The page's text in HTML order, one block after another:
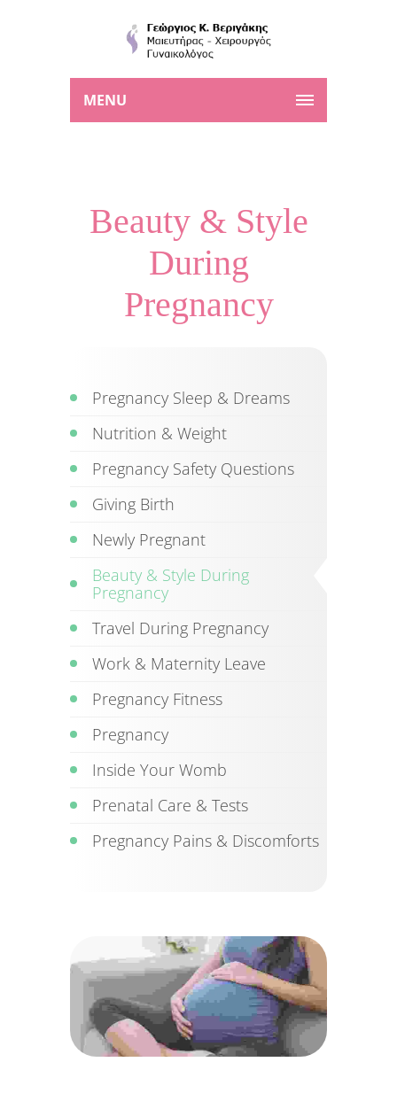
MENU
Beauty & Style
During
Pregnancy
Pregnancy Sleep & Dreams
Nutrition & Weight
Pregnancy Safety Questions
Giving Birth
Newly Pregnant
Beauty & Style During
Pregnancy
Travel During Pregnancy
Work & Maternity Leave
Pregnancy Fitness
Pregnancy
Inside Your Womb
Prenatal Care & Tests
Pregnancy Pains & Discomforts